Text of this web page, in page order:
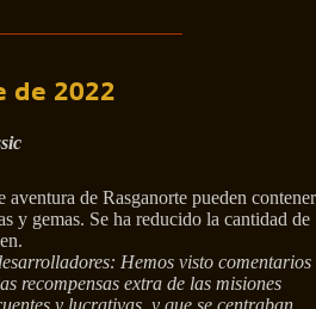
de 2022
aventura de Rasganorte pueden contener
y gemas. Se ha reducido la cantidad de
Hemos visto comentarios
recompensas extra de las misiones